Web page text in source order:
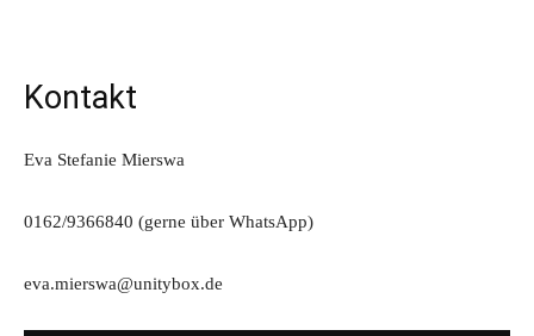
Kontakt
Eva Stefanie Mierswa
0162/9366840 (gerne über WhatsApp)
eva.mierswa@unitybox.de